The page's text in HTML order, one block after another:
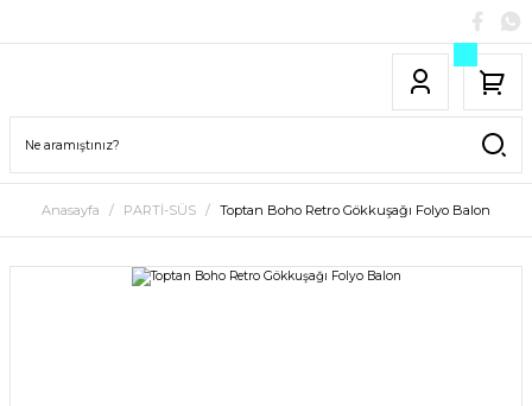
Anasayfa PARTİ-SÜS Toptan Boho Retro Gökkuşağı Folyo Balon